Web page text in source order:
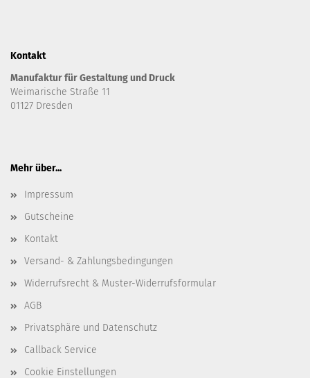
Kontakt
Manufaktur für Gestaltung und Druck
Weimarische Straße 11
01127 Dresden
Mehr über...
Impressum
Gutscheine
Kontakt
Versand- & Zahlungsbedingungen
Widerrufsrecht & Muster-Widerrufsformular
AGB
Privatsphäre und Datenschutz
Callback Service
Cookie Einstellungen